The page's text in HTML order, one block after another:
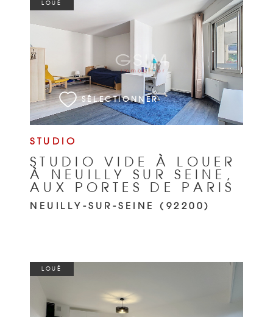
STUDIO
STUDIO VIDE À LOUER
À NEUILLY SUR SEINE,
AUX PORTES DE PARIS
NEUILLY-SUR-SEINE (92200)
LOUÉ
SÉLECTIONNER
VOIR LE BIEN
LOUÉ